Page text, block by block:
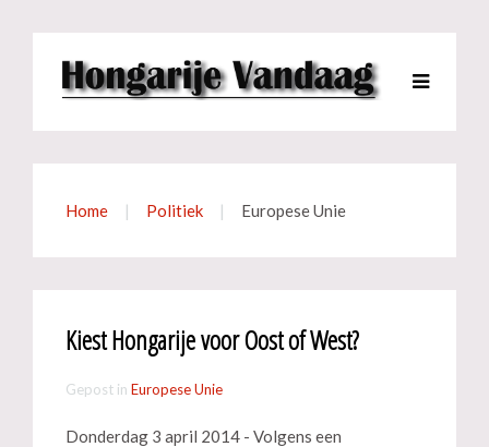
Home Politiek Europese Unie
Kiest Hongarije voor Oost of West?
Gepost in Europese Unie
Donderdag 3 april 2014 - Volgens een